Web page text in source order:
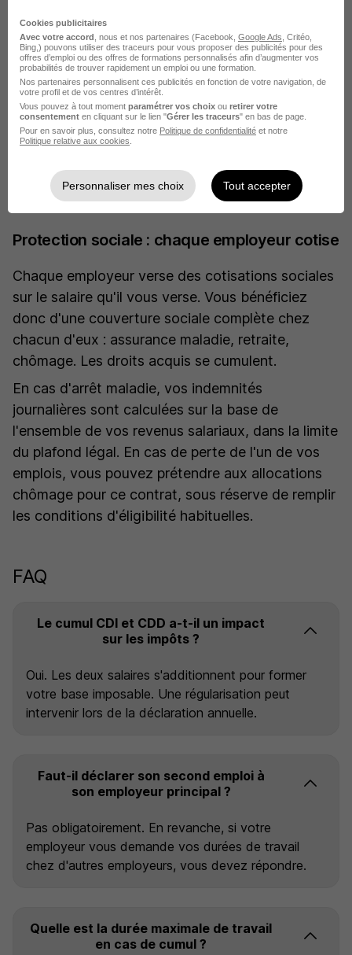
Si vos revenus cumulés vous font changer de
tranche d'imposition en cours d'année, une
régularisation peut intervenir lors de votre
déclaration annuelle au printemps suivant. Pour
éviter une mauvaise surprise, vous pouvez mettre
à jour votre taux de prélèvement à la source
directement sur votre espace personnel
impots.gouv.fr, en indiquant l'évolution de votre
situation.
Protection sociale : chaque employeur cotise
Chaque employeur verse des cotisations sociales
sur le salaire qu'il vous verse. Vous bénéficiez
donc d'une couverture sociale complète chez
chacun d'eux : assurance maladie, retraite,
chômage. Les droits acquis se cumulent.
En cas d'arrêt maladie, vos indemnités
journalières sont calculées sur la base de
l'ensemble de vos revenus salariaux, dans la limite
du plafond légal. En cas de perte de l'un de vos
emplois, vous pouvez prétendre aux allocations
chômage pour ce contrat, sous réserve de remplir
les conditions d'éligibilité habituelles.
FAQ
Le cumul CDI et CDD a-t-il un impact
sur les impôts ?
Oui. Les deux salaires s'additionnent pour former
votre base imposable. Une régularisation peut
intervenir lors de la déclaration annuelle.
Faut-il déclarer son second emploi à
son employeur principal ?
Pas obligatoirement. En revanche, si votre
employeur vous demande vos durées de travail
chez d'autres employeurs, vous devez répondre.
Quelle est la durée maximale de travail
en cas de cumul ?
Cookies publicitaires
Avec votre accord , nous et nos partenaires (Facebook, Google Ads , Critéo,
Bing,) pouvons utiliser des traceurs pour vous proposer des publicités pour des
offres d’emploi ou des offres de formations personnalisés afin d’augmenter vos
probabilités de trouver rapidement un emploi ou une formation.
Nos partenaires personnalisent ces publicités en fonction de votre navigation, de
votre profil et de vos centres d’intérêt.
Vous pouvez à tout moment paramétrer vos choix ou retirer votre
consentement en cliquant sur le lien "Gérer les traceurs" en bas de page.
Pour en savoir plus, consultez notre Politique de confidentialité et notre
Politique relative aux cookies
Personnaliser mes choix Tout accepter